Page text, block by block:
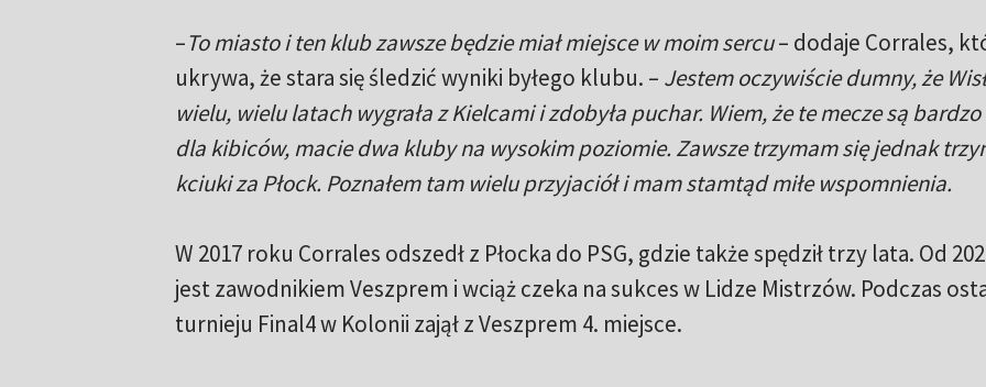
–To miasto i ten klub zawsze będzie miał miejsce w moim sercu– dodaje Corrales,
ukrywa, że stara się śledzić wyniki byłego klubu. – Jestem oczywiście dumny, że
wielu, wielu latach wygrała z Kielcami i zdobyła puchar. Wiem, że te mecze są
dla kibiców, macie dwa kluby na wysokim poziomie. Zawsze trzymam się jednak
kciuki za Płock. Poznałem tam wielu przyjaciół i mam stamtąd miłe wspomnienia.
W 2017 roku Corrales odszedł z Płocka do PSG, gdzie także spędził trzy lata. Od
jest zawodnikiem Veszprem i wciąż czeka na sukces w Lidze Mistrzów. Podczas
turnieju Final4 w Kolonii zajął z Veszprem 4. miejsce.